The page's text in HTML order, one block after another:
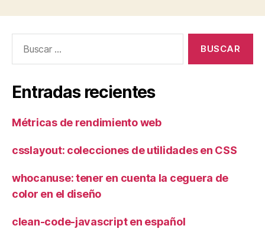
Entradas recientes
Métricas de rendimiento web
csslayout: colecciones de utilidades en CSS
whocanuse: tener en cuenta la ceguera de
color en el diseño
clean-code-javascript en español